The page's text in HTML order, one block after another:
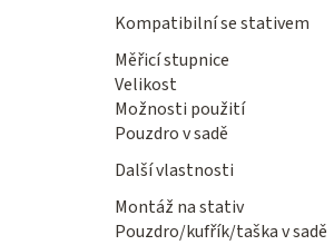
Kompatibilní se stativem
Měřicí stupnice
Velikost
Možnosti použití
Pouzdro v sadě
Další vlastnosti
Montáž na stativ
Pouzdro/kufřík/taška v sadě